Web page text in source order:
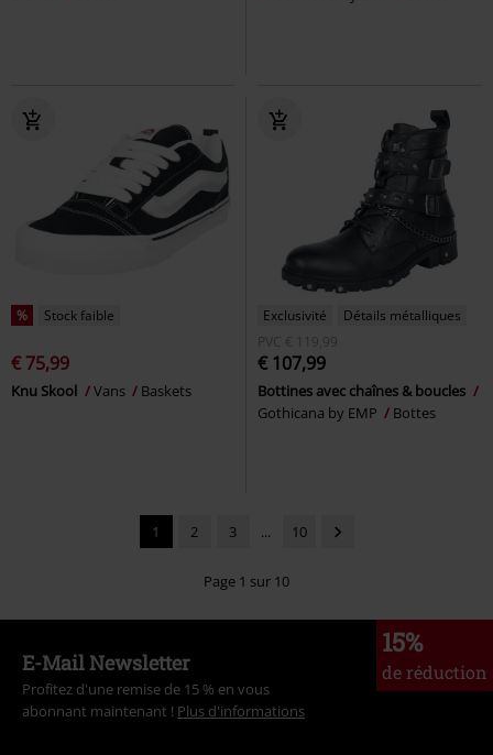
% Stock faible
€ 75,99
Knu Skool Vans Baskets
Exclusivité
Détails métalliques
PVC € 119,99
€ 107,99
Bottines avec chaînes & boucles
Gothicana by EMP
Bottes
1 2 3 ... 10
Page 1 sur 10
15%
de réduction
E-Mail Newsletter
Profitez d'une remise de 15 % en vous
abonnant maintenant ! Plus d'informations